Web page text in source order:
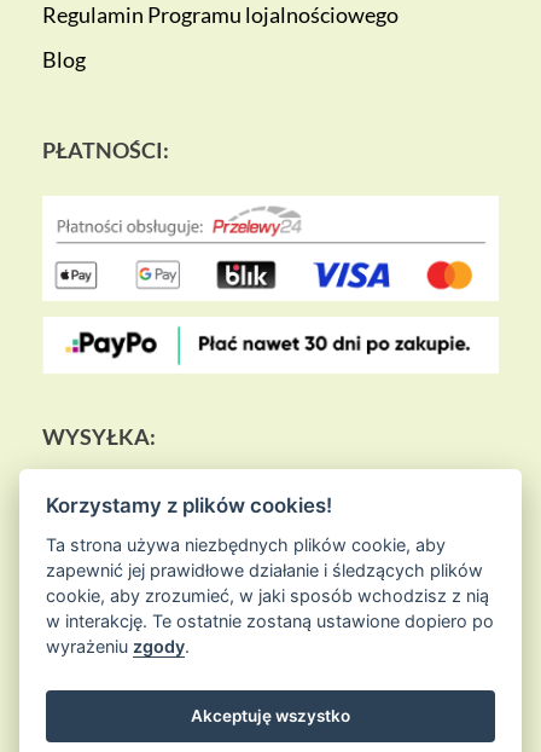
Regulamin Programu lojalnościowego
Blog
PŁATNOŚCI:
WYSYŁKA:
© 2026Sklep Ziołowa Wyspais proudly powered by
Korzystamy z plików cookies!
Ta strona używa niezbędnych plików cookie, aby
zapewnić jej prawidłowe działanie i śledzących plików
cookie, aby zrozumieć, w jaki sposób wchodzisz z nią
w interakcję. Te ostatnie zostaną ustawione dopiero po
wyrażeniu zgody.
Akceptuję wszystko